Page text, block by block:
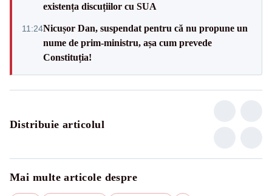
existența discuțiilor cu SUA
11:24Nicușor Dan, suspendat pentru că nu propune un
nume de prim-ministru, așa cum prevede
Constituția!
Distribuie articolul
Mai multe articole despre